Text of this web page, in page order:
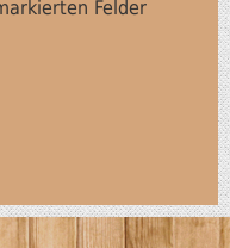
Felder